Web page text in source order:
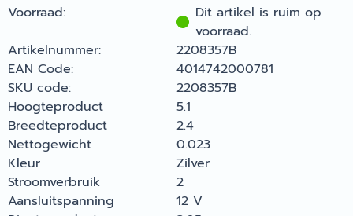
Voorraad:
Dit artikel is ruim op
voorraad.
Artikelnummer:
2208357B
EAN Code:
4014742000781
SKU code:
2208357B
Hoogteproduct
5.1
Breedteproduct
2.4
Nettogewicht
0.023
Kleur
Zilver
Stroomverbruik
2
Aansluitspanning
12 V